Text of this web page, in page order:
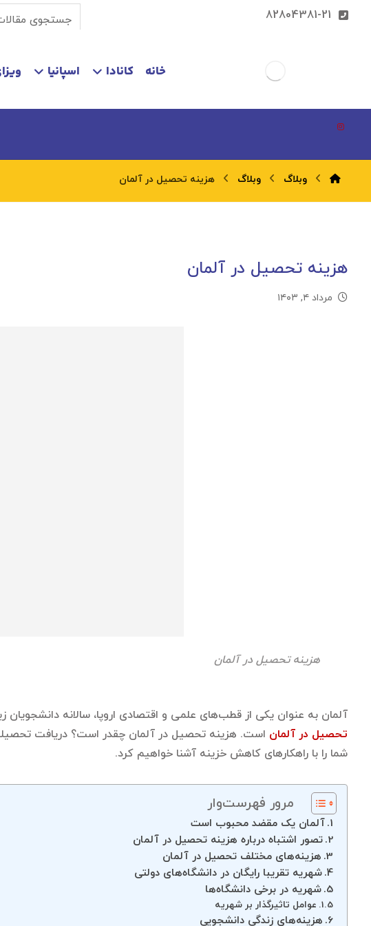
82804381-21
خانه کانادا اسپانیا
وبلاگ وبلاگ هزینه تحصیل در آلمان
هزینه تحصیل در آلمان
مرداد ۴, ۱۴۰۳
هزینه تحصیل در آلمان
آلمان به عنوان یکی از قطب‌های علمی و اقتصادی اروپا، سالانه
تحصیل در آلمان است. هزینه تحصیل در آلمان چقدر است؟ دریافت
شما را با راهکارهای کاهش خزینه آشنا خواهیم کرد.
مرور فهرست‌وار
آلمان یک مقضد محبوب است
تصور اشتباه درباره هزینه تحصیل در آلمان
هزینه‌های مختلف تحصیل در آلمان
شهریه تقریبا رایگان در دانشگاه‌های دولتی
شهریه در برخی دانشگاه‌ها
عوامل تاثیرگذار بر شهریه
هزینه‌های زندگی دانشجویی